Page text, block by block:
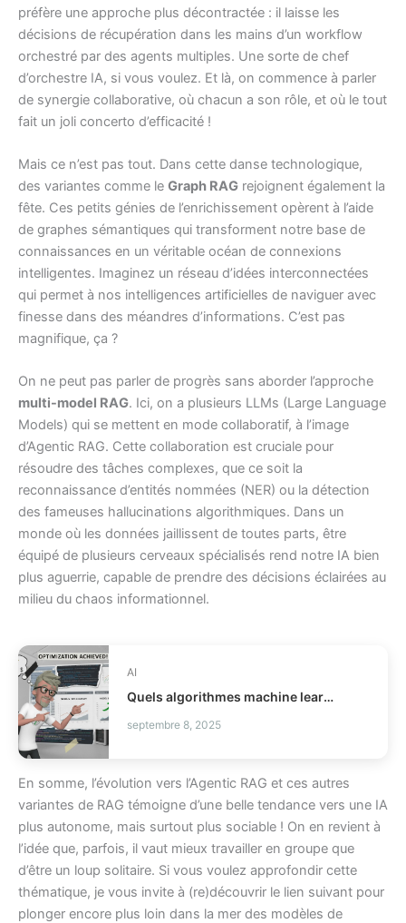
préfère une approche plus décontractée : il laisse les
décisions de récupération dans les mains d’un workflow
orchestré par des agents multiples. Une sorte de chef
d’orchestre IA, si vous voulez. Et là, on commence à parler
de synergie collaborative, où chacun a son rôle, et où le tout
fait un joli concerto d’efficacité !
Mais ce n’est pas tout. Dans cette danse technologique,
des variantes comme le Graph RAG rejoignent également la
fête. Ces petits génies de l’enrichissement opèrent à l’aide
de graphes sémantiques qui transforment notre base de
connaissances en un véritable océan de connexions
intelligentes. Imaginez un réseau d’idées interconnectées
qui permet à nos intelligences artificielles de naviguer avec
finesse dans des méandres d’informations. C’est pas
magnifique, ça ?
On ne peut pas parler de progrès sans aborder l’approche
multi-model RAG. Ici, on a plusieurs LLMs (Large Language
Models) qui se mettent en mode collaboratif, à l’image
d’Agentic RAG. Cette collaboration est cruciale pour
résoudre des tâches complexes, que ce soit la
reconnaissance d’entités nommées (NER) ou la détection
des fameuses hallucinations algorithmiques. Dans un
monde où les données jaillissent de toutes parts, être
équipé de plusieurs cerveaux spécialisés rend notre IA bien
plus aguerrie, capable de prendre des décisions éclairées au
milieu du chaos informationnel.
AI
Quels algorithmes machine learning utiliser ?
septembre 8, 2025
En somme, l’évolution vers l’Agentic RAG et ces autres
variantes de RAG témoigne d’une belle tendance vers une IA
plus autonome, mais surtout plus sociable ! On en revient à
l’idée que, parfois, il vaut mieux travailler en groupe que
d’être un loup solitaire. Si vous voulez approfondir cette
thématique, je vous invite à (re)découvrir le lien suivant pour
plonger encore plus loin dans la mer des modèles de